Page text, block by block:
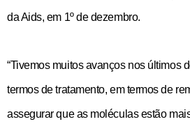
da Aids, em 1º de dezembro.
“Tivemos muitos avanços nos últimos
termos de tratamento, em termos de
assegurar que as moléculas estão